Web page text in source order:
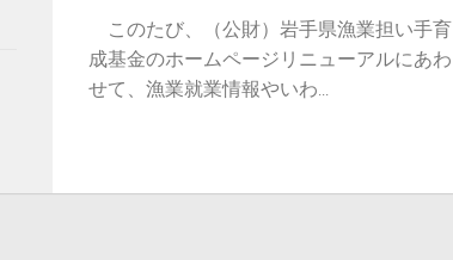
このたび、（公財）岩手県漁業担い手育
成基金のホームページリニューアルにあわ
せて、漁業就業情報やいわ...